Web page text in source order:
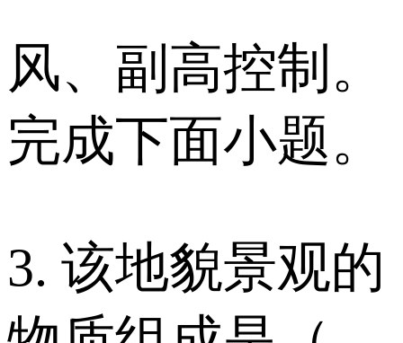
风、副高控制。
完成下面小题。
3. 该地貌景观的